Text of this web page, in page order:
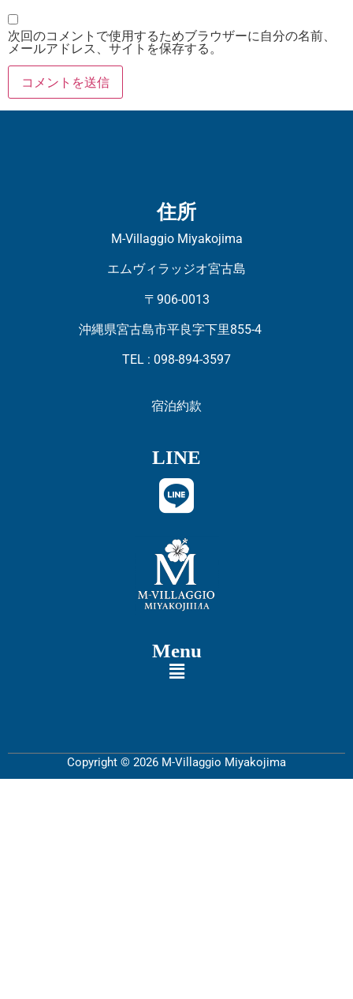
次回のコメントで使用するためブラウザーに自分の名前、
メールアドレス、サイトを保存する。
住所
M-Villaggio Miyakojima
エムヴィラッジオ宮古島
〒906-0013
沖縄県宮古島市平良字下里855-4
TEL : 098-894-3597
宿泊約款
LINE
Menu
Copyright © 2026 M-Villaggio Miyakojima